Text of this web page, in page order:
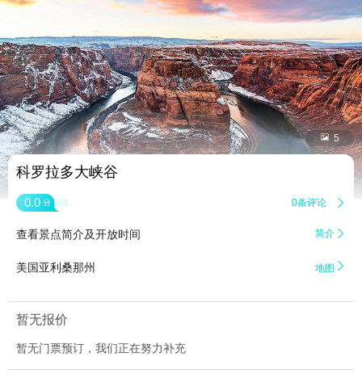
 5
科罗拉多大峡谷
0.0 分 0条评论 
查看景点简介及开放时间 简介 
美国亚利桑那州 地图 
暂无报价
暂无门票预订，我们正在努力补充